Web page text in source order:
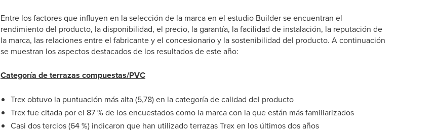
Entre los factores que influyen en la selección de la marca en el estudio Builder se encuentran el
rendimiento del producto, la disponibilidad, el precio, la garantía, la facilidad de instalación, la reputación de
la marca, las relaciones entre el fabricante y el concesionario y la sostenibilidad del producto. A continuación
se muestran los aspectos destacados de los resultados de este año:
Categoría de terrazas compuestas/PVC
Trex obtuvo la puntuación más alta (5,78) en la categoría de calidad del producto
Trex fue citada por el 87 % de los encuestados como la marca con la que están más familiarizados
Casi dos tercios (64 %) indicaron que han utilizado terrazas Trex en los últimos dos años